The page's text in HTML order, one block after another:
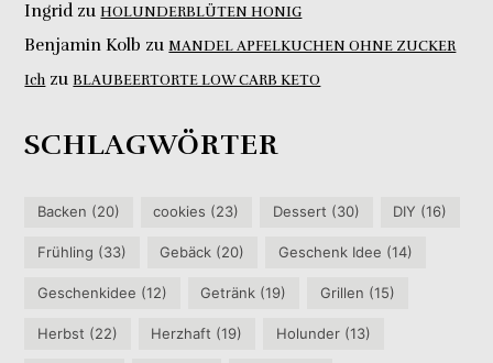
IngridzuHOLUNDERBLÜTEN HONIG
Benjamin Kolb zuMANDEL APFELKUCHEN OHNE ZUCKER
Ich zuBLAUBEERTORTE LOW CARB KETO
SCHLAGWÖRTER
Backen (20) cookies (23) Dessert (30) DIY (16)
Frühling (33) Gebäck (20) Geschenk Idee (14)
Geschenkidee (12) Getränk (19) Grillen (15)
Herbst (22) Herzhaft (19) Holunder(13)